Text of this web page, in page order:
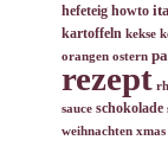
hefeteig howto
kartoffeln kekse
orangen ostern
rezept
sauce schokolade
weihnachten xmas